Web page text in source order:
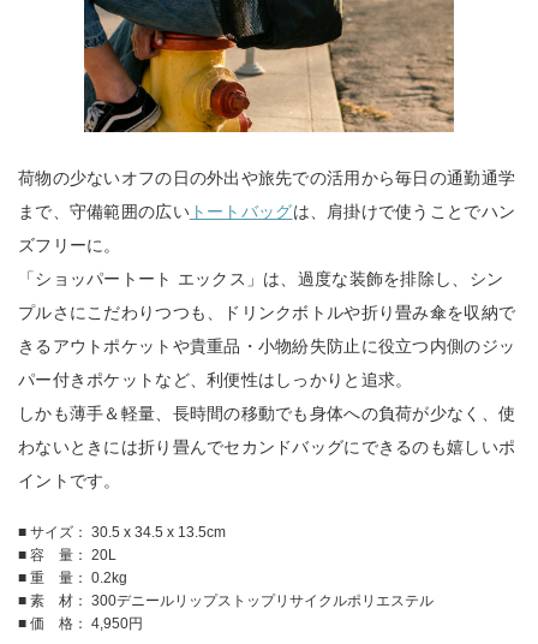
荷物の少ないオフの日の外出や旅先での活用から毎日の通勤通学
まで、守備範囲の広いトートバッグは、肩掛けで使うことでハン
ズフリーに。
「ショッパートート エックス」は、過度な装飾を排除し、シン
プルさにこだわりつつも、ドリンクボトルや折り畳み傘を収納で
きるアウトポケットや貴重品・小物紛失防止に役立つ内側のジッ
パー付きポケットなど、利便性はしっかりと追求。
しかも薄手＆軽量、長時間の移動でも身体への負荷が少なく、使
わないときには折り畳んでセカンドバッグにできるのも嬉しいポ
イントです。
■ サイズ： 30.5 x 34.5 x 13.5cm
■ 容 量： 20L
■ 重 量： 0.2kg
■ 素 材： 300デニールリップストップリサイクルポリエステル
■ 価 格： 4,950円